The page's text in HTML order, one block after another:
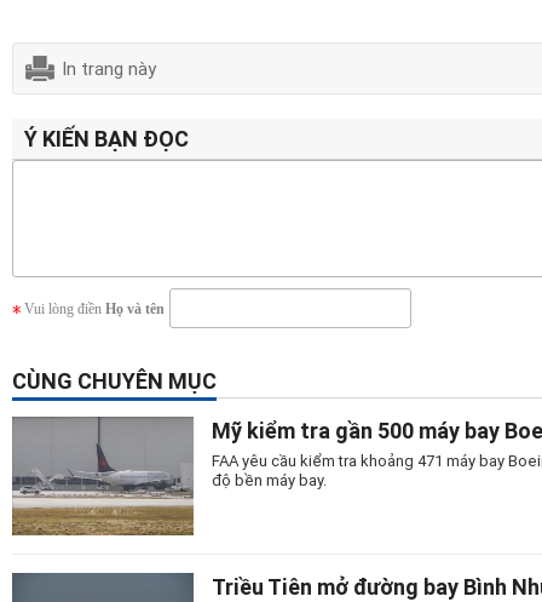
In trang này
Ý KIẾN BẠN ĐỌC
Vui lòng điền Họ và tên
CÙNG CHUYÊN MỤC
Mỹ kiểm tra gần 500 máy bay
FAA yêu cầu kiểm tra khoảng 471 máy bay
độ bền máy bay.
Triều Tiên mở đường bay Bình